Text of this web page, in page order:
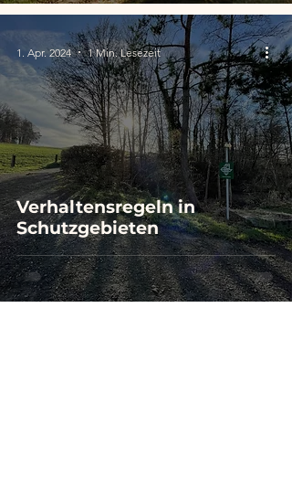
Verhaltensregeln in
Schutzgebieten
1. Apr. 2024 1 Min. Lesezeit